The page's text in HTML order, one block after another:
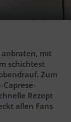
dem
anbraten, mit
schichtest
Zum
Rezept
allen Fans